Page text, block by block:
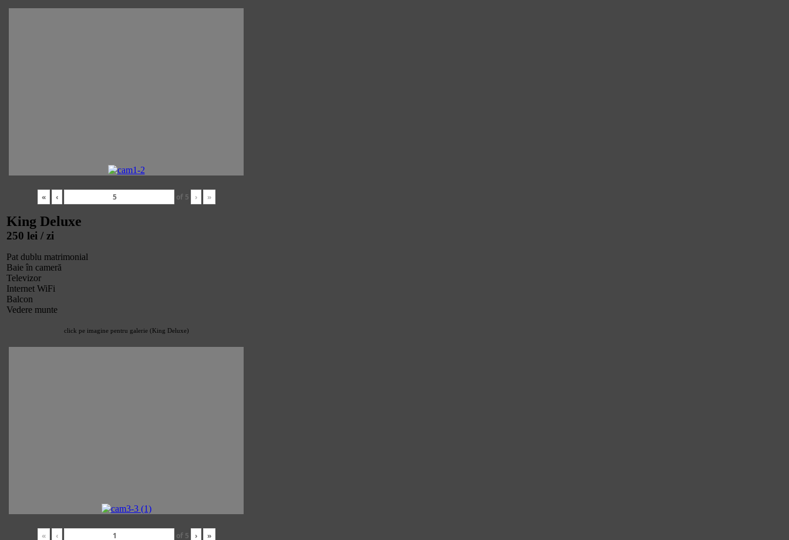
« ‹ of 5 › »
King Deluxe
250 lei / zi
Pat dublu matrimonial
Baie în cameră
Televizor
Internet WiFi
Balcon
Vedere munte
click pe imagine pentru galerie (King Deluxe)
« ‹ of 5 › »